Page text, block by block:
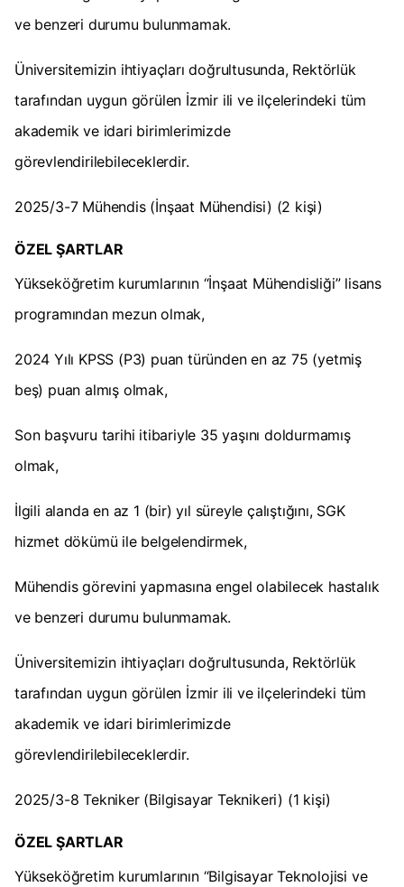
ve benzeri durumu bulunmamak.
Üniversitemizin ihtiyaçları doğrultusunda, Rektörlük
tarafından uygun görülen İzmir ili ve ilçelerindeki tüm
akademik ve idari birimlerimizde
görevlendirilebileceklerdir.
2025/3-7 Mühendis (İnşaat Mühendisi) (2 kişi)
ÖZEL ŞARTLAR
Yükseköğretim kurumlarının “İnşaat Mühendisliği” lisans
programından mezun olmak,
2024 Yılı KPSS (P3) puan türünden en az 75 (yetmiş
beş) puan almış olmak,
Son başvuru tarihi itibariyle 35 yaşını doldurmamış
olmak,
İlgili alanda en az 1 (bir) yıl süreyle çalıştığını, SGK
hizmet dökümü ile belgelendirmek,
Mühendis görevini yapmasına engel olabilecek hastalık
ve benzeri durumu bulunmamak.
Üniversitemizin ihtiyaçları doğrultusunda, Rektörlük
tarafından uygun görülen İzmir ili ve ilçelerindeki tüm
akademik ve idari birimlerimizde
görevlendirilebileceklerdir.
2025/3-8 Tekniker (Bilgisayar Teknikeri) (1 kişi)
ÖZEL ŞARTLAR
Yükseköğretim kurumlarının “Bilgisayar Teknolojisi ve